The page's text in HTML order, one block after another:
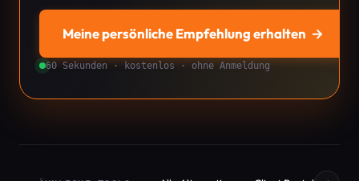
Meine persönliche Empfehlung erhalten →
60 Sekunden · kostenlos · ohne Anmeldung